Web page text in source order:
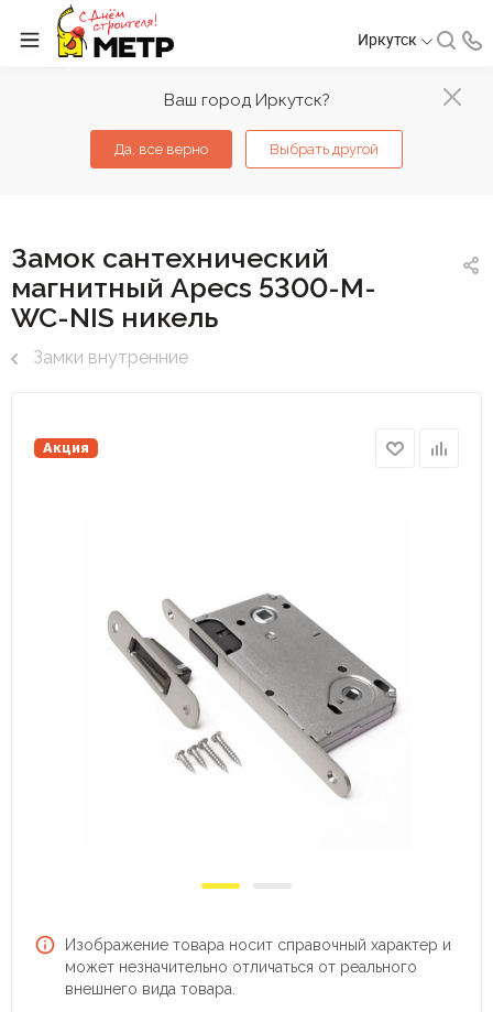
Ваш город Иркутск?
Да, все верно Выбрать другой
Иркутск
Замок сантехнический
магнитный Apecs 5300-M-
WC-NIS никель
Замки внутренние
Акция
Изображение товара носит справочный характер и
может незначительно отличаться от реального
внешнего вида товара.